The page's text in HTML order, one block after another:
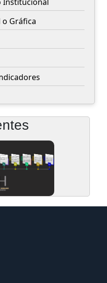
Institucional
Gráfica